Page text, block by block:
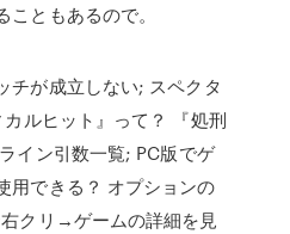
ともあるので。
チが成立しない; スペクタ
ルヒット』って？ 『処刑
イン引数一覧; PC版でゲ
用できる？ オプションの
クリ→ゲームの詳細を見